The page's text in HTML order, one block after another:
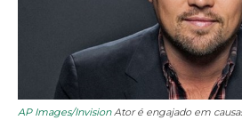
AP Images/InvisionAtor é engajado em